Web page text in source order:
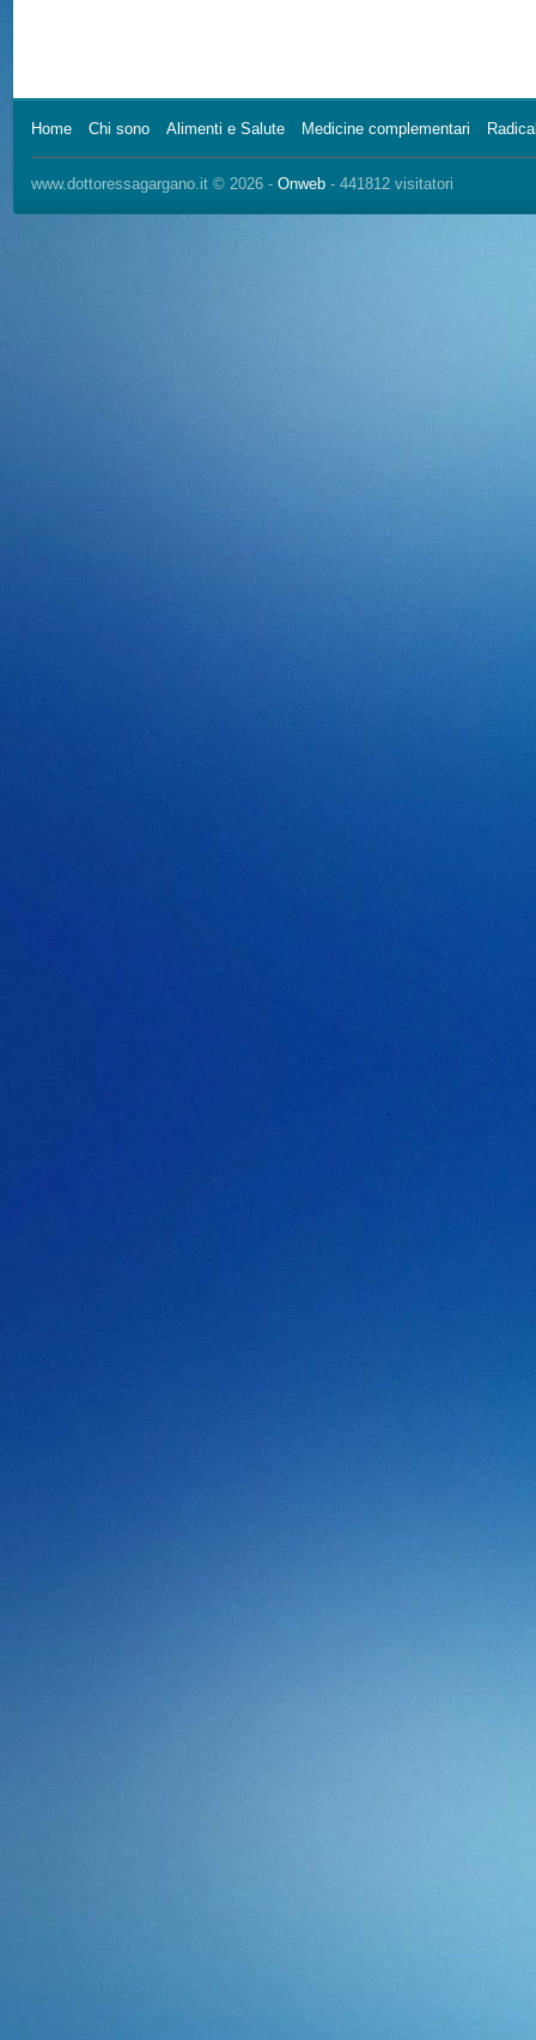
Home Chi sono Alimenti e Salute Medicine complementari
www.dottoressagargano.it © 2026 - Onweb - 441812 visitatori